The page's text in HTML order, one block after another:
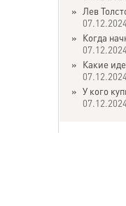
» Лев
» Когда
» Какие
» У кого